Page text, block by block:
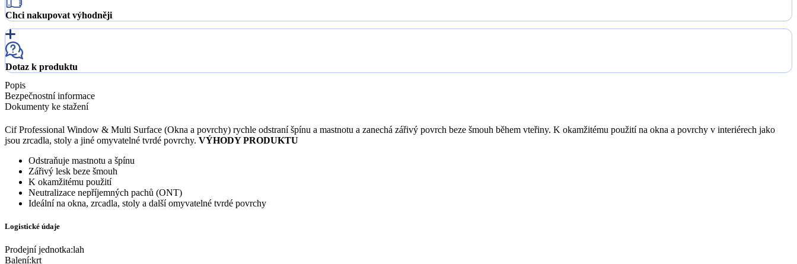
Chci nakupovat výhodněji
Dotaz k produktu
Popis
Bezpečnostní informace
Dokumenty ke stažení
Cif Professional Window & Multi Surface (Okna a povrchy) rychle odstraní špínu a mastnotu a zanechá zářivý povrch beze šmouh během vteřiny. K okamžitému použití na okna a povrchy v interiérech jako
jsou zrcadla, stoly a jiné omyvatelné tvrdé povrchy. VÝHODY PRODUKTU
Odstraňuje mastnotu a špínu
Zářivý lesk beze šmouh
K okamžitému použití
Neutralizace nepříjemných pachů (ONT)
Ideální na okna, zrcadla, stoly a další omyvatelné tvrdé povrchy
Logistické údaje
Prodejní jednotka:lah
Balení:krt